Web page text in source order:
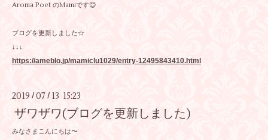
Aroma Poet のMamiです😊
ブログを更新しました☆
↓↓↓
https://ameblo.jp/mamiclu1029/entry-12495843410.html
2019 / 07 / 13 15:23
ザワザワ(ブログを更新しました)
みなさまこんにちは〜